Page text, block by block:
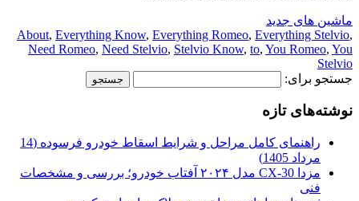
ماشین های جدید
About, Everything Know, Everything Romeo, Everything Stelvio,
Need Romeo, Need Stelvio, Stelvio Know, to, You Romeo, You
Stelvio
جستجو برای:
نوشته‌های تازه
راهنمای کامل مراحل و شرایط اسقاط خودرو فرسوده (14
مرداد 1405)
مزدا CX-30 مدل ۲۰۲۴ آفتاب خودرو؛ بررسی و مشخصات
فنی